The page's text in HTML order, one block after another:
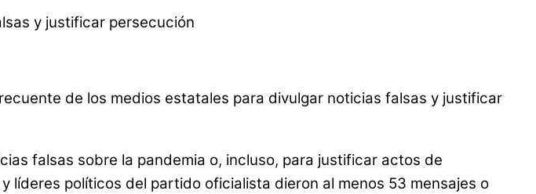
de los medios estatales para divulgar noticias falsas y justificar
falsas sobre la pandemia o, incluso, para justificar actos de
líderes políticos del partido oficialista dieron al menos 53 mensajes o